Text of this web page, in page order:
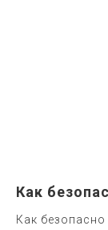
Как
Как